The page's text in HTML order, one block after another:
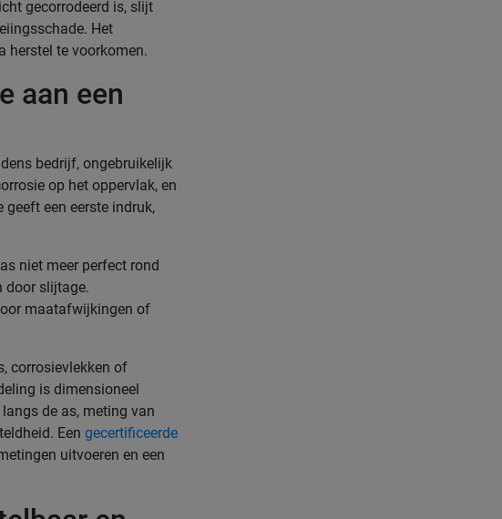
gecorrodeerd is, slijt
Het
herstel te voorkomen.
aan een
bedrijf, ongebruikelijk
op het oppervlak, en
een eerste indruk,
niet meer perfect rond
door slijtage.
maatafwijkingen of
corrosievlekken of
is dimensioneel
de as, meting van
Een gecertificeerde
uitvoeren en een